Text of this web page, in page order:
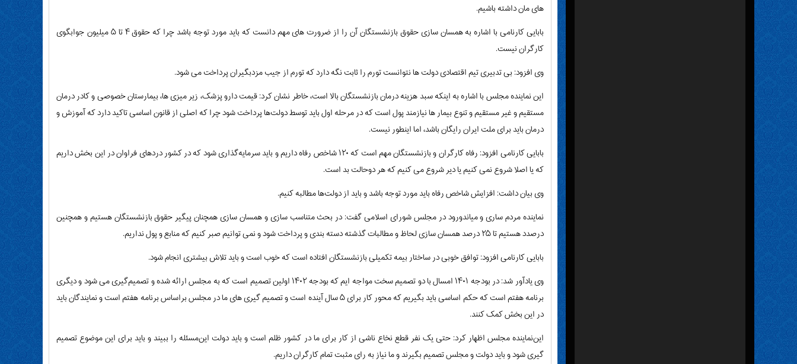
های مان داشته باشیم.
بابایی کارنامی با اشاره به همسان سازی حقوق بازنشستگان آن را از ضرورت های مهم دانست که باید مورد توجه باشد چرا که حقوق ۴ تا ۵ میلیون جوابگوی
کارگران‌ نیست.
وی افزود: بی تدبیری تیم اقتصادی دولت ها نتوانست تورم را ثابت نگه دارد که تورم از جیب مزدبگیران پرداخت می شود.
این نماینده مجلس با اشاره به اینکه سبد هزینه درمان بازنشستگان بالا است، خاطر نشان کرد: قیمت دارو پزشک، زیر میزی ها، بیمارستان خصوصی و کادر درمان
مستقیم و غیر مستقیم و تنوع بیمار ها نیازمند پول است که در مرحله اول باید توسط دولت‌ها پرداخت شود چرا که اصلی از قانون اساسی تاکید دارد که آموزش و
درمان باید برای ملت ایران رایگان باشد، اما اینطور نیست.
بابایی کارنامی افزود: رفاه کارگران و بازنشستگان مهم است که ۱۲۰ شاخص رفاه داریم و باید سرمایه‌گذاری شود که در کشور دردهای فراوان در این بخش داریم
که یا اصلا شروع نمی کنیم یا دیر شروع می کنیم که هر دوحالت بد است.
وی بیان داشت: افزایش شاخص رفاه باید مورد توجه باشد و باید از دولت‌ها مطالبه کنیم.
نماینده مردم ساری و میاندورود در مجلس شورای اسلامی گفت: در بحث متناسب سازی و همسان سازی همچنان پیگیر حقوق بازنشستگان هستیم و همچنین
درصدد هستیم تا ۲۵ درصد همسان سازی لحاظ و مطالبات گذشته دسته بندی و پرداخت شود و نمی توانیم صبر کنیم که منابع و پول نداریم.
بابایی کارنامی افزود: توافق خوبی در ساختار بیمه تکمیلی بازنشستگان افتاده است که خوب است و باید تلاش بیشتری انجام شود.
وی یادآور شد: در بودجه ۱۴۰۱ امسال با دو تصمیم سخت مواجه ایم که بودجه ۱۴۰۲ اولین تصمیم است که به مجلس ارائه شده و تصمیم‌گیری می شود و دیگری
برنامه هفتم است که حکم اساسی باید بگیریم که محور کار برای ۵ سال آینده است و تصمیم گیری های ما در مجلس براساس برنامه هفتم است و نمایندگان باید
در این بخش کمک کنند.
این‌نماینده مجلس اظهار کرد: حتی یک نفر قطع نخاع ناشی از کار برای ما در کشور ظلم است و باید دولت این‌مسئله را ببیند و باید برای این موضوع تصمیم
گیری شود و باید دولت و مجلس تصمیم بگیرند و ما نیاز به رای مثبت تمام کارگران داریم.